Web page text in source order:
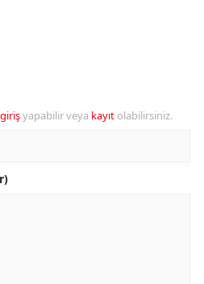
girişyapabilir veya kayıt olabilirsiniz.